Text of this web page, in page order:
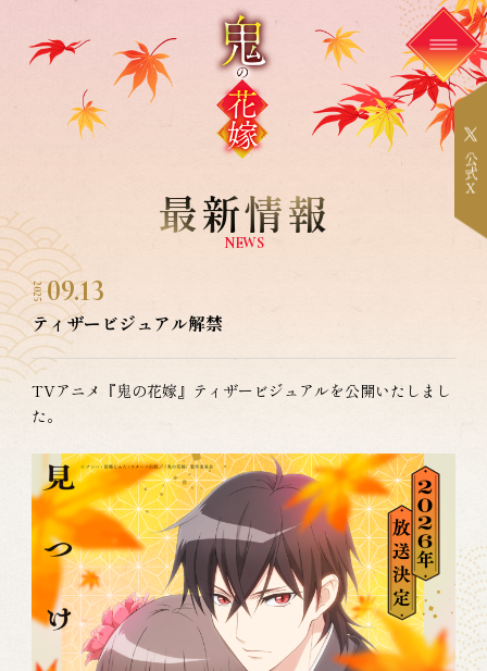
公
式
X
最新情報
NEWS
2025 09.13
ティザービジュアル解禁
TVアニメ『鬼の花嫁』ティザービジュアルを公開いたしまし
た。